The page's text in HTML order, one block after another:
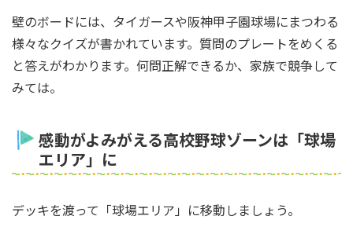
壁のボードには、タイガースや阪神甲子園球場にまつわる
様々なクイズが書かれています。質問のプレートをめくる
と答えがわかります。何問正解できるか、家族で競争して
みては。
感動がよみがえる高校野球ゾーンは「球場
エリア」に
デッキを渡って「球場エリア」に移動しましょう。